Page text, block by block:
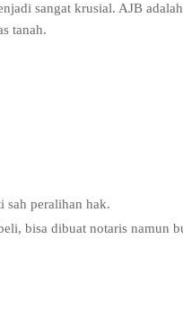
sangat krusial. AJB
tanah.
sah peralihan hak.
bisa dibuat notaris namun